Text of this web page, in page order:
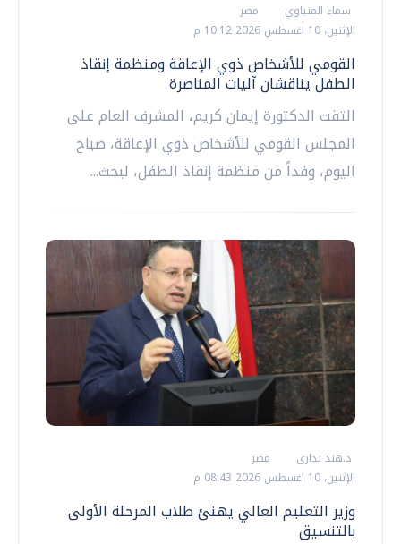
سماء المنياوي
مصر
الإثنين، 10 اغسطس 2026 10:12 م
القومي للأشخاص ذوي الإعاقة ومنظمة إنقاذ
الطفل يناقشان آليات المناصرة
التقت الدكتورة إيمان كريم، المشرف العام على
المجلس القومي للأشخاص ذوي الإعاقة، صباح
اليوم، وفداً من منظمة إنقاذ الطفل، لبحث...
د.هند بدارى
مصر
الإثنين، 10 اغسطس 2026 08:43 م
وزير التعليم العالي يهنئ طلاب المرحلة الأولى
بالتنسيق